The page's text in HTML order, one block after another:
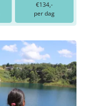
€134,-
per dag